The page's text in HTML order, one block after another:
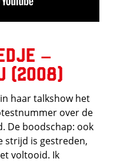
–
(2008)
haar talkshow het
over de
De boodschap: ook
strijd is gestreden,
voltooid. Ik